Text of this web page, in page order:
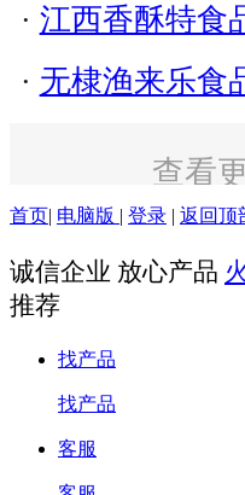
· 江西香酥特食
· 无棣渔来乐食
查看
首页| 电脑版 | 登录 | 返回顶
诚信企业 放心产品
推荐
找产品
找产品
客服